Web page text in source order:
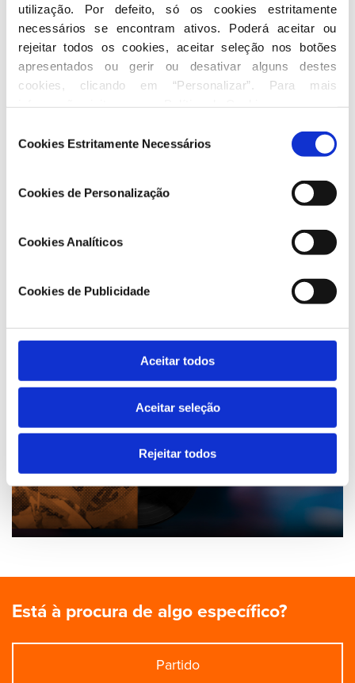
utilização. Por defeito, só os cookies estritamente
necessários se encontram ativos. Poderá aceitar ou
rejeitar todos os cookies, aceitar seleção nos botões
apresentados ou gerir ou desativar alguns destes
cookies, clicando em “Personalizar”. Para mais
deCookies Estritamente Necessários
Cookies de Personalização
Cookies Analíticos
Cookies de Publicidade
Aceitar todos
Aceitar seleção
Rejeitar todos
Está à procura de algo específico?
Partido